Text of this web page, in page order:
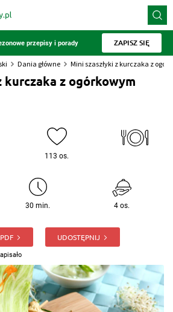
przepisy i porady ZAPISZ SIĘ
Dania główne Mini szaszłyki z kurczaka z
kurczaka z ogórkowym
113 os.
30 min. 4 os.
UDOSTĘPNIJ